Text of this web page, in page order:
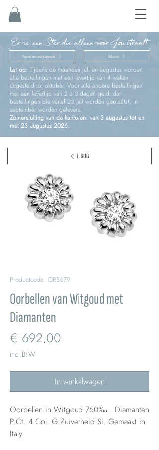
Er is een Ster die alleen voor Jou straalt
Vormsel en eerste communie Geboorte
Let op: Tijdens de maanden juli en augustus worden
alle bestellingen met een levertijd van 4 weken
uitgesteld tot oktober. Voor alle andere bestellingen
met een levertijd van 2 à 3 dagen geldt dat
bestellingen die vanaf 23 juli worden geplaatst, in
september worden geleverd.
Zomersluiting van de kantoren: van 3 augustus tot en
met 23 augustus 2026.
Productcode: ORB679
Oorbellen van Witgoud met
Diamanten
€ 692,00
incl.BTW
In winkelwagen
Oorbellen in Witgoud 750‰ . Diamanten
P.Ct. 4 Col. G Zuiverheid SI. Gemaakt in
Italy.
TERUG